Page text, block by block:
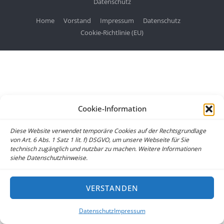
Cookie-Information
Diese Website verwendet temporäre Cookies auf der Rechtsgrundlage
von Art. 6 Abs. 1 Satz 1 lit. f) DSGVO, um unsere Webseite für Sie
technisch zugänglich und nutzbar zu machen. Weitere Informationen
siehe Datenschutzhinweise.
VERSTANDEN
DatenschutzImpressum
Home Vorstand Impressum
Datenschutz
Cookie-Richtlinie (EU)